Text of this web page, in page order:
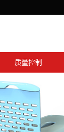
质量控制